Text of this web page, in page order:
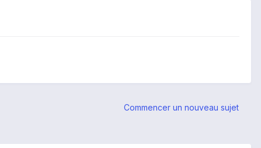
Commencer un nouveau sujet